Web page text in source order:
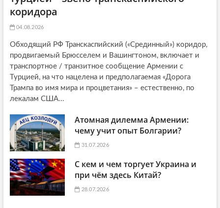
коридора
04.08.2026
Обходящий РФ Транскаспийский («Срединный») коридор,
продвигаемый Брюсселем и Вашингтоном, включает и
транспортное / транзитное сообщение Армении с
Турцией, на что нацелена и предполагаемая «Дорога
Трампа во имя мира и процветания» – естественно, по
лекалам США...
Атомная дилемма Армении:
чему учит опыт Болгарии?
31.07.2026
С кем и чем торгует Украина и
при чём здесь Китай?
28.07.2026